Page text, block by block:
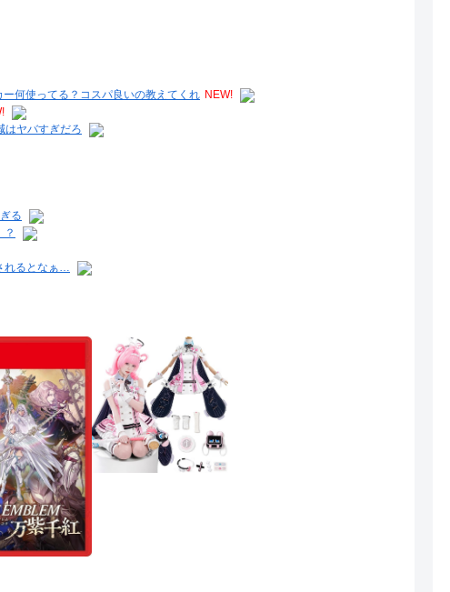
何使ってる？コスパ良いの教えてくれ NEW!
はヤバすぎだろ
る
？
れるとなぁ…